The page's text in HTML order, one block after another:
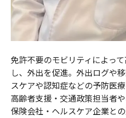
免許不要のモビリティによっ
し、外出を促進。外出ログや
スケアや認知症などの予防医
高齢者支援・交通政策担当者
保険会社・ヘルスケア企業と